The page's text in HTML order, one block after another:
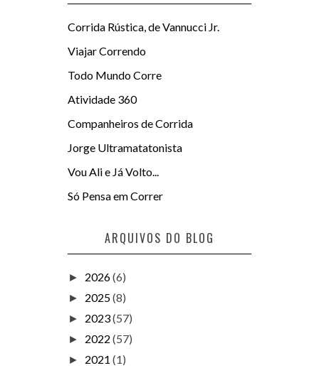
Corrida Rústica, de Vannucci Jr.
Viajar Correndo
Todo Mundo Corre
Atividade 360
Companheiros de Corrida
Jorge Ultramatatonista
Vou Ali e Já Volto...
Só Pensa em Correr
ARQUIVOS DO BLOG
► 2026(6)
► 2025(8)
► 2023(57)
► 2022 (57)
► 2021 (1)